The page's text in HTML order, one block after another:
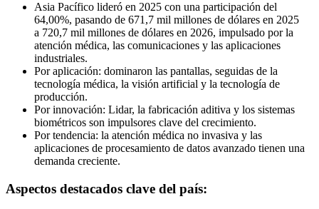
Asia Pacífico lideró en 2025 con una participación del
64,00%, pasando de 671,7 mil millones de dólares en 2025
a 720,7 mil millones de dólares en 2026, impulsado por la
atención médica, las comunicaciones y las aplicaciones
industriales.
Por aplicación: dominaron las pantallas, seguidas de la
tecnología médica, la visión artificial y la tecnología de
producción.
Por innovación: Lidar, la fabricación aditiva y los sistemas
biométricos son impulsores clave del crecimiento.
Por tendencia: la atención médica no invasiva y las
aplicaciones de procesamiento de datos avanzado tienen una
demanda creciente.
Aspectos destacados clave del país: